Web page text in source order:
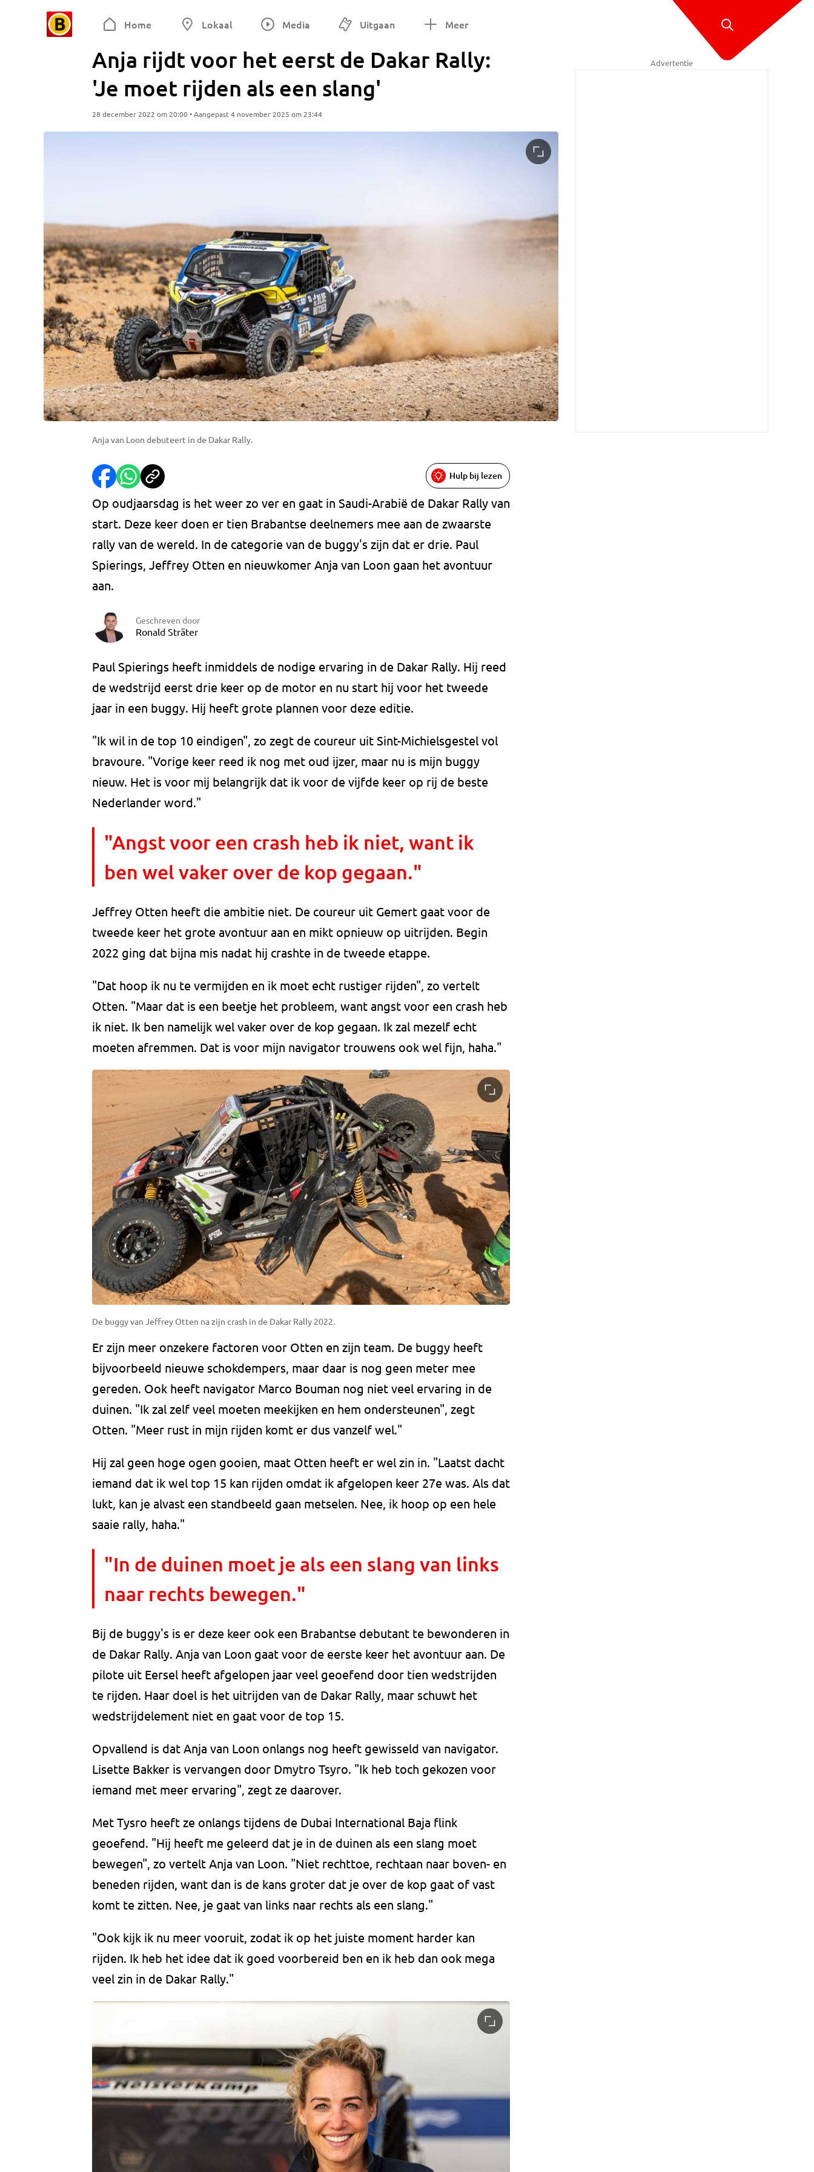
Home Lokaal Media Uitgaan Meer
Anja rijdt voor het eerst de Dakar Rally:
'Je moet rijden als een slang'
28 december 2022 om 20:00 • Aangepast 4 november 2025 om 23:44
Anja van Loon debuteert in de Dakar Rally.
Hulp bij lezen
Op oudjaarsdag is het weer zo ver en gaat in Saudi-Arabië de Dakar Rally van
start. Deze keer doen er tien Brabantse deelnemers mee aan de zwaarste
rally van de wereld. In de categorie van de buggy's zijn dat er drie. Paul
Spierings, Jeffrey Otten en nieuwkomer Anja van Loon gaan het avontuur
aan.
Geschreven door
Ronald Sträter
Paul Spierings heeft inmiddels de nodige ervaring in de Dakar Rally. Hij reed
de wedstrijd eerst drie keer op de motor en nu start hij voor het tweede
jaar in een buggy. Hij heeft grote plannen voor deze editie.
"Ik wil in de top 10 eindigen", zo zegt de coureur uit Sint-Michielsgestel vol
bravoure. "Vorige keer reed ik nog met oud ijzer, maar nu is mijn buggy
nieuw. Het is voor mij belangrijk dat ik voor de vijfde keer op rij de beste
Nederlander word."
"Angst voor een crash heb ik niet, want ik
ben wel vaker over de kop gegaan."
Jeffrey Otten heeft die ambitie niet. De coureur uit Gemert gaat voor de
tweede keer het grote avontuur aan en mikt opnieuw op uitrijden. Begin
2022 ging dat bijna mis nadat hij crashte in de tweede etappe.
"Dat hoop ik nu te vermijden en ik moet echt rustiger rijden", zo vertelt
Otten. "Maar dat is een beetje het probleem, want angst voor een crash heb
ik niet. Ik ben namelijk wel vaker over de kop gegaan. Ik zal mezelf echt
moeten afremmen. Dat is voor mijn navigator trouwens ook wel fijn, haha."
De buggy van Jeffrey Otten na zijn crash in de Dakar Rally 2022.
Er zijn meer onzekere factoren voor Otten en zijn team. De buggy heeft
bijvoorbeeld nieuwe schokdempers, maar daar is nog geen meter mee
gereden. Ook heeft navigator Marco Bouman nog niet veel ervaring in de
duinen. "Ik zal zelf veel moeten meekijken en hem ondersteunen", zegt
Otten. "Meer rust in mijn rijden komt er dus vanzelf wel."
Hij zal geen hoge ogen gooien, maat Otten heeft er wel zin in. "Laatst dacht
iemand dat ik wel top 15 kan rijden omdat ik afgelopen keer 27e was. Als dat
lukt, kan je alvast een standbeeld gaan metselen. Nee, ik hoop op een hele
saaie rally, haha."
"In de duinen moet je als een slang van links
naar rechts bewegen."
Bij de buggy's is er deze keer ook een Brabantse debutant te bewonderen in
de Dakar Rally. Anja van Loon gaat voor de eerste keer het avontuur aan. De
pilote uit Eersel heeft afgelopen jaar veel geoefend door tien wedstrijden
te rijden. Haar doel is het uitrijden van de Dakar Rally, maar schuwt het
wedstrijdelement niet en gaat voor de top 15.
Opvallend is dat Anja van Loon onlangs nog heeft gewisseld van navigator.
Lisette Bakker is vervangen door Dmytro Tsyro. "Ik heb toch gekozen voor
iemand met meer ervaring", zegt ze daarover.
Met Tysro heeft ze onlangs tijdens de Dubai International Baja flink
geoefend. "Hij heeft me geleerd dat je in de duinen als een slang moet
bewegen", zo vertelt Anja van Loon. "Niet rechttoe, rechtaan naar boven- en
beneden rijden, want dan is de kans groter dat je over de kop gaat of vast
komt te zitten. Nee, je gaat van links naar rechts als een slang."
"Ook kijk ik nu meer vooruit, zodat ik op het juiste moment harder kan
rijden. Ik heb het idee dat ik goed voorbereid ben en ik heb dan ook mega
veel zin in de Dakar Rally."
Advertentie